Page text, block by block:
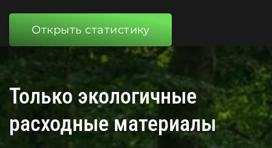
Открыть статистику
Только экологичные
расходные материалы